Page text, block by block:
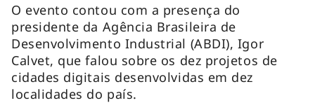
O evento contou com a presença do
presidente da Agência Brasileira de
Desenvolvimento Industrial (ABDI), Igor
Calvet, que falou sobre os dez projetos de
cidades digitais desenvolvidas em dez
localidades do país.